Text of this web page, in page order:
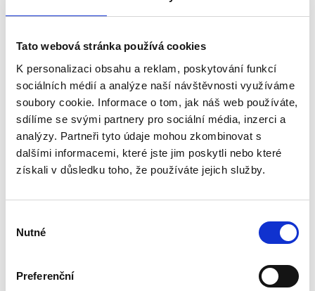
Tato webová stránka používá cookies
K personalizaci obsahu a reklam, poskytování funkcí
sociálních médií a analýze naší návštěvnosti využíváme
soubory cookie. Informace o tom, jak náš web používáte,
sdílíme se svými partnery pro sociální média, inzerci a
analýzy. Partneři tyto údaje mohou zkombinovat s
dalšími informacemi, které jste jim poskytli nebo které
získali v důsledku toho, že používáte jejich služby.
souhlasu
Nutné
Preferenční
Bewertungen unserer Kunden
Dieses Produkt wurde noch nicht bewertet.
einloggen.